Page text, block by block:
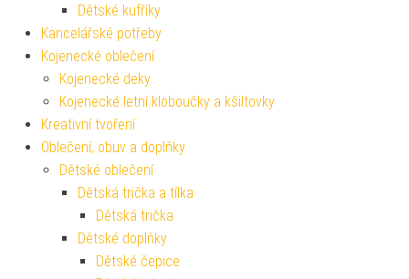
Dětské kufříky
Kancelářské potřeby
Kojenecké oblečení
Kojenecké deky
Kojenecké letní kloboučky a kšiltovky
Kreativní tvoření
Oblečení, obuv a doplňky
Dětské oblečení
Dětská trička a tílka
Dětská trička
Dětské doplňky
Dětské čepice